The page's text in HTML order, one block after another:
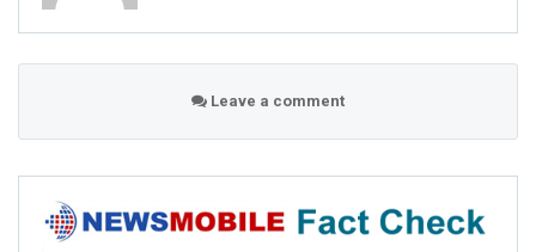
Leave a comment